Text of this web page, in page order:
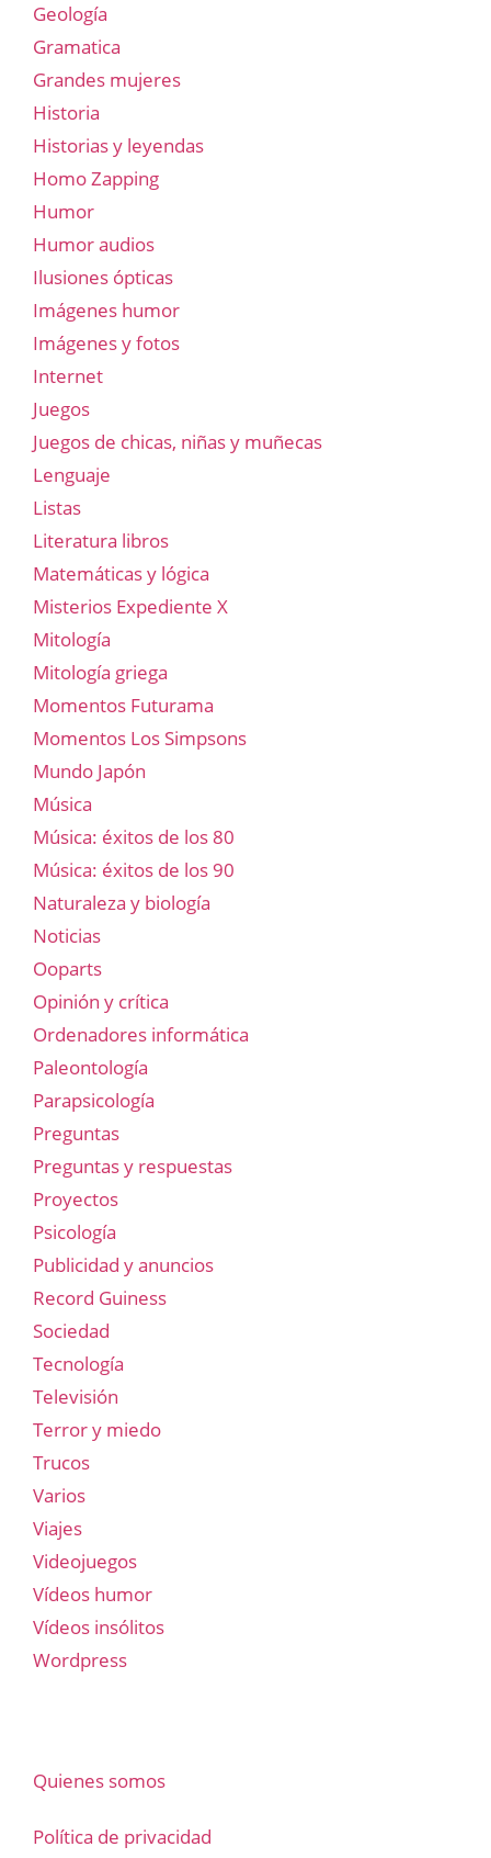
Geología
Gramatica
Grandes mujeres
Historia
Historias y leyendas
Homo Zapping
Humor
Humor audios
Ilusiones ópticas
Imágenes humor
Imágenes y fotos
Internet
Juegos
Juegos de chicas, niñas y muñecas
Lenguaje
Listas
Literatura libros
Matemáticas y lógica
Misterios Expediente X
Mitología
Mitología griega
Momentos Futurama
Momentos Los Simpsons
Mundo Japón
Música
Música: éxitos de los 80
Música: éxitos de los 90
Naturaleza y biología
Noticias
Ooparts
Opinión y crítica
Ordenadores informática
Paleontología
Parapsicología
Preguntas
Preguntas y respuestas
Proyectos
Psicología
Publicidad y anuncios
Record Guiness
Sociedad
Tecnología
Televisión
Terror y miedo
Trucos
Varios
Viajes
Videojuegos
Vídeos humor
Vídeos insólitos
Wordpress
Quienes somos
Política de privacidad